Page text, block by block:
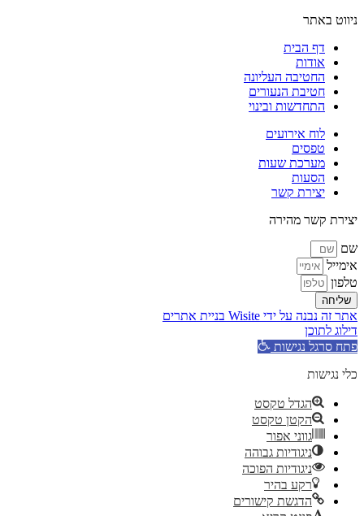
ניווט באתר
דף הבית
אודות
החטיבה העליונה
חטיבת הנעורים
התחדשות ובינוי
לוח אירועים
טפסים
מערכת שעות
הסעות
יצירת קשר
יצירת קשר מהירה
שם
אימייל
טלפון
שליחה
אתר זה נבנה על ידי Wisite בניית אתרים
דילוג לתוכן
פתח סרגל נגישות
כלי נגישות
הגדל טקסט
הקטן טקסט
גווני אפור
ניגודיות גבוהה
ניגודיות הפוכה
רקע בהיר
הדגשת קישורים